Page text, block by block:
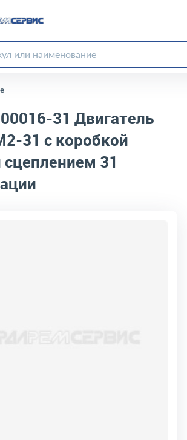
31 Двигатель
31 с коробкой
31